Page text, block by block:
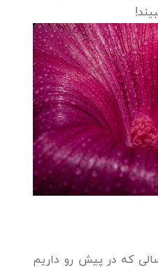
که در پیش رو داریم